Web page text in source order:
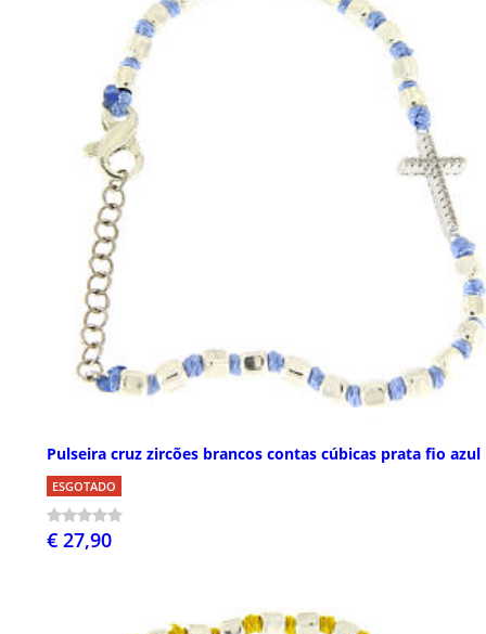
Pulseira cruz zircões brancos contas cúbicas prata fio azul
ESGOTADO
€ 27,90